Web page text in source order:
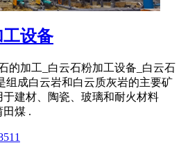
设备
的加工_白云石粉加工设备_白云石
组成白云岩和白云质灰岩的主要矿
建材、陶瓷、玻璃和耐火材料
田煤 .